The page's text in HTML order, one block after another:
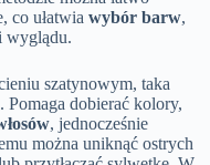
co ułatwia wybór barw,
wyglądu.
szatynowym, taka
Pomaga dobierać kolory,
, jednocześnie
można uniknąć ostrych